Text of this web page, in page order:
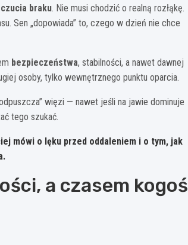
braku. Nie musi chodzić o realną rozłąkę.
Sen „dopowiada” to, czego w dzień nie chce
bezpieczeństwa, stabilności, a nawet dawnej
osoby, tylko wewnętrznego punktu oparcia.
więzi — nawet jeśli na jawie dominuje
tego szukać.
mówi o lęku przed oddaleniem i o tym, jak
a czasem kogoś